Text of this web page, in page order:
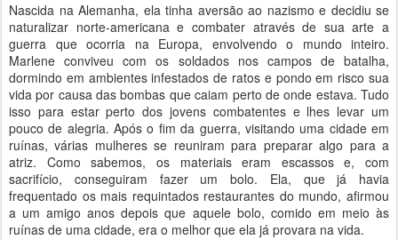
Nascida na Alemanha, ela tinha aversão ao nazismo e decidiu se
naturalizar norte-americana e combater através de sua arte a
guerra que ocorria na Europa, envolvendo o mundo inteiro.
Marlene conviveu com os soldados nos campos de batalha,
dormindo em ambientes infestados de ratos e pondo em risco sua
vida por causa das bombas que caiam perto de onde estava. Tudo
isso para estar perto dos jovens combatentes e lhes levar um
pouco de alegria. Após o fim da guerra, visitando uma cidade em
ruínas, várias mulheres se reuniram para preparar algo para a
atriz. Como sabemos, os materiais eram escassos e, com
sacrifício, conseguiram fazer um bolo. Ela, que já havia
frequentado os mais requintados restaurantes do mundo, afirmou
a um amigo anos depois que aquele bolo, comido em meio às
ruínas de uma cidade, era o melhor que ela já provara na vida.